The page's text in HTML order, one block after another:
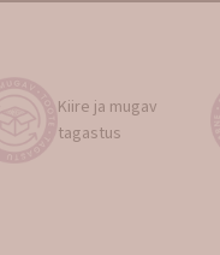
Kiire ja mugav
tagastus